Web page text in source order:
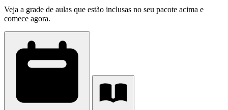
Veja a grade de aulas que estão inclusas no seu pacote acima e
comece agora.